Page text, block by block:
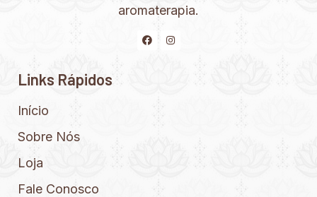
aromaterapia.
Links Rápidos
Início
Sobre Nós
Loja
Fale Conosco